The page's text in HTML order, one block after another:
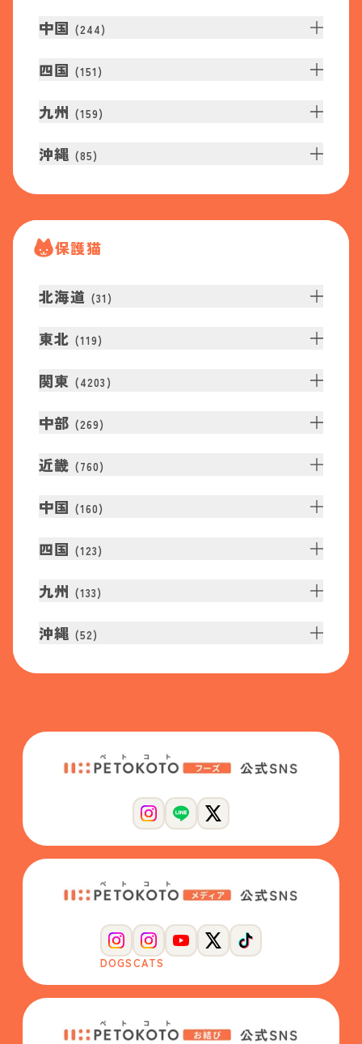
中国 (244)
四国 (151 )
九州 (159)
沖縄 (85)
保護猫
北海道 (31 )
東北 (119)
関東 (4203 )
中部 (269)
近畿 (760)
中国 (160)
四国 (123)
九州 (133)
沖縄 (52)
DOGSCATS